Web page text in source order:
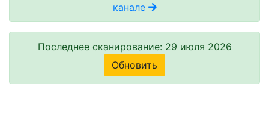
канале
Последнее сканирование: 29 июля 2026
Обновить